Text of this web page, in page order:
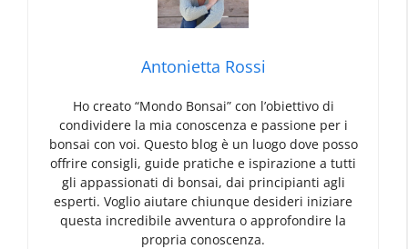
Antonietta Rossi
Ho creato “Mondo Bonsai” con l’obiettivo di
condividere la mia conoscenza e passione per i
bonsai con voi. Questo blog è un luogo dove posso
offrire consigli, guide pratiche e ispirazione a tutti
gli appassionati di bonsai, dai principianti agli
esperti. Voglio aiutare chiunque desideri iniziare
questa incredibile avventura o approfondire la
propria conoscenza.